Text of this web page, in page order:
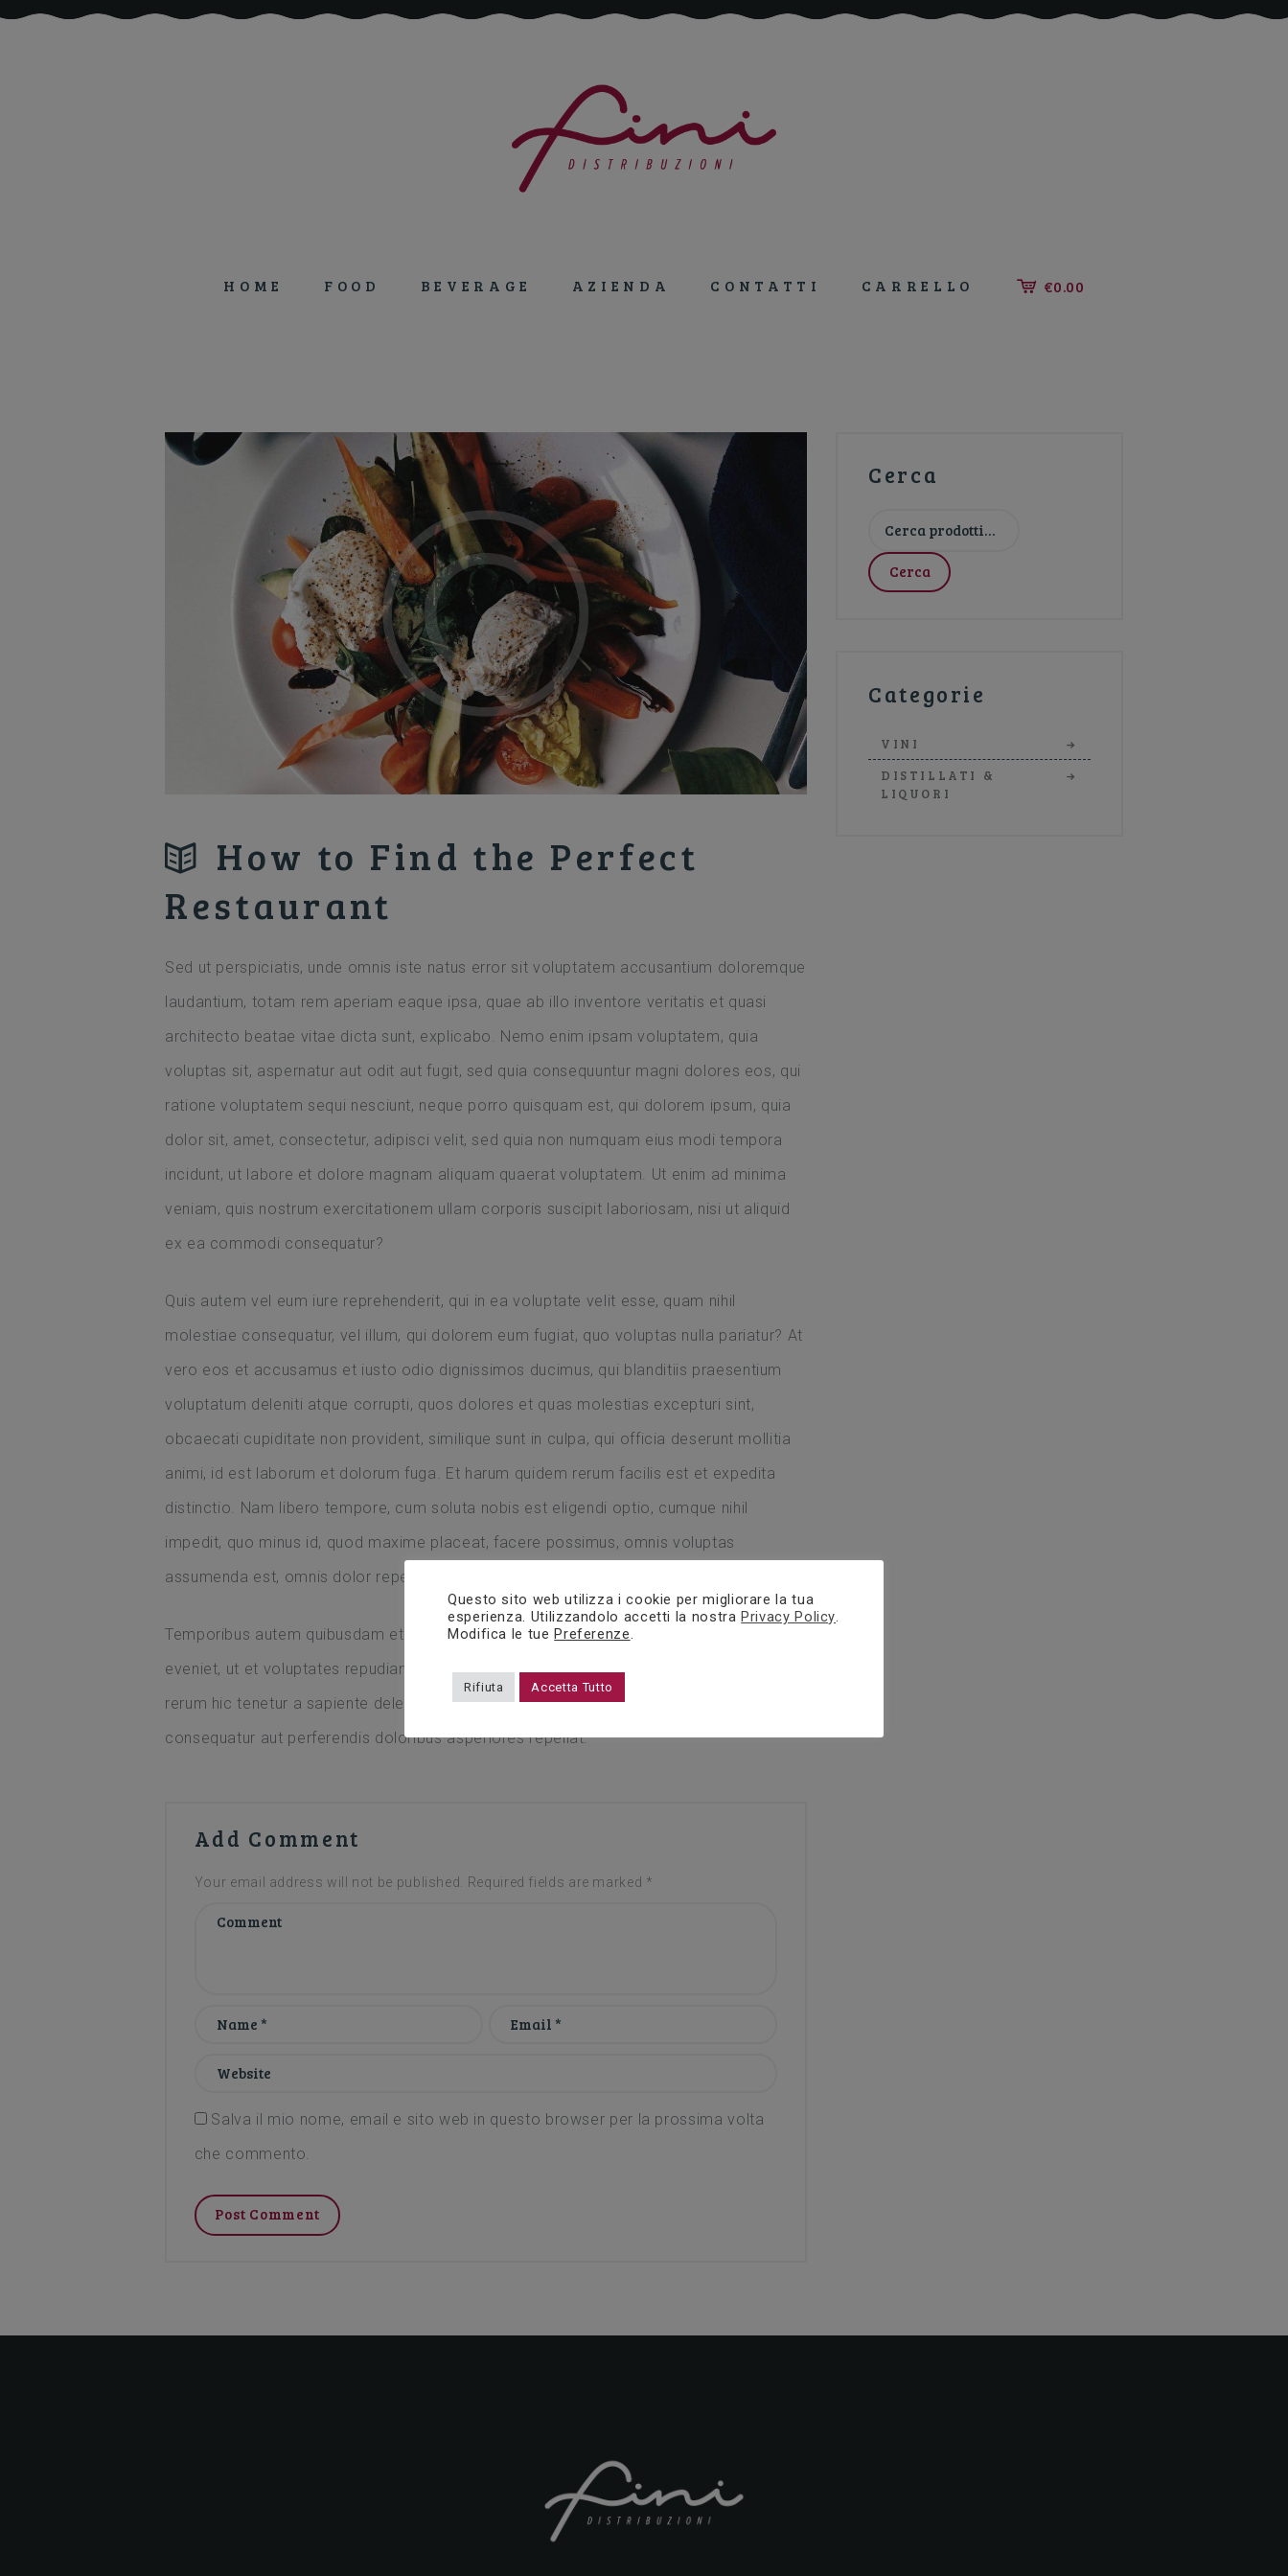
HOME FOOD BEVERAGE AZIENDA CONTATTI CARRELLO €0.00
How to Find the Perfect
Restaurant
Sed ut perspiciatis, unde omnis iste natus error sit voluptatem accusantium doloremque
laudantium, totam rem aperiam eaque ipsa, quae ab illo inventore veritatis et quasi
architecto beatae vitae dicta sunt, explicabo. Nemo enim ipsam voluptatem, quia
voluptas sit, aspernatur aut odit aut fugit, sed quia consequuntur magni dolores eos, qui
ratione voluptatem sequi nesciunt, neque porro quisquam est, qui dolorem ipsum, quia
dolor sit, amet, consectetur, adipisci velit, sed quia non numquam eius modi tempora
incidunt, ut labore et dolore magnam aliquam quaerat voluptatem. Ut enim ad minima
veniam, quis nostrum exercitationem ullam corporis suscipit laboriosam, nisi ut aliquid
ex ea commodi consequatur?
Quis autem vel eum iure reprehenderit, qui in ea voluptate velit esse, quam nihil
molestiae consequatur, vel illum, qui dolorem eum fugiat, quo voluptas nulla pariatur? At
vero eos et accusamus et iusto odio dignissimos ducimus, qui blanditiis praesentium
voluptatum deleniti atque corrupti, quos dolores et quas molestias excepturi sint,
obcaecati cupiditate non provident, similique sunt in culpa, qui officia deserunt mollitia
animi, id est laborum et dolorum fuga. Et harum quidem rerum facilis est et expedita
distinctio. Nam libero tempore, cum soluta nobis est eligendi optio, cumque nihil
impedit, quo minus id, quod maxime placeat, facere possimus, omnis voluptas
assumenda est, omnis dolor repellendus.
Temporibus autem quibusdam et aut officiis debitis aut rerum necessitatibus saepe
eveniet, ut et voluptates repudiandae sint et molestiae non recusandae. Itaque earum
rerum hic tenetur a sapiente delectus, ut aut reiciendis voluptatibus maiores alias
consequatur aut perferendis doloribus asperiores repellat.
Add Comment
Your email address will not be published. Required fields are marked *
Salva il mio nome, email e sito web in questo browser per la prossima volta
che commento.
Cerca
Cerca:
Cerca
Categorie
VINI
DISTILLATI &
LIQUORI
Questo sito web utilizza i cookie per migliorare la tua
esperienza. Utilizzandolo accetti la nostraPrivacy Policy.
Modifica le tuePreferenze.
Rifiuta Accetta Tutto